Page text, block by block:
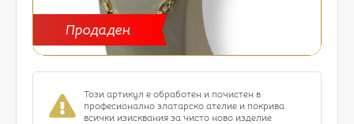
Продаден
Този артикул е обработен и почистен в
професионално златарско ателие и покрива
всички изисквания за чисто ново изделие